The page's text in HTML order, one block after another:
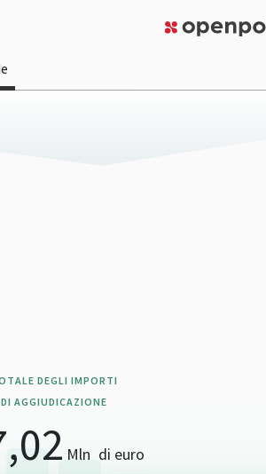
DEGLI IMPORTI
DI AGGIUDICAZIONE
Mln di euro